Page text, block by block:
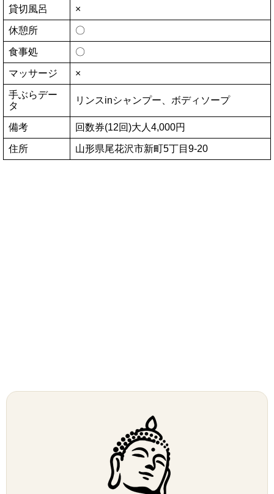
貸切風呂 ×
休憩所 〇
食事処 〇
マッサージ ×
手ぶらデー
タ
リンスinシャンプー、ボディソープ
備考 回数券(12回)大人4,000円
住所 山形県尾花沢市新町5丁目9-20